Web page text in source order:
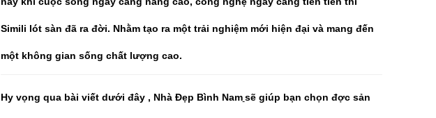
Simili lót sàn đã ra đời. Nhằm tạo ra một trải nghiệm mới hiện đại và mang đến
một không gian sống chất lượng cao.
Hy vọng qua bài viết dưới đây , Nhà Đẹp Bình Nam sẽ giúp bạn chọn đợc sản